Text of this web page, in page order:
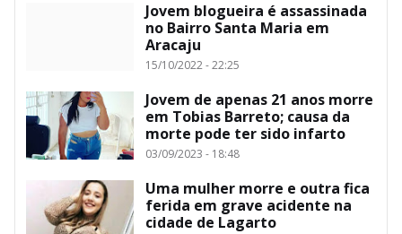
Jovem blogueira é assassinada
no Bairro Santa Maria em
Aracaju
15/10/2022 - 22:25
Jovem de apenas 21 anos morre
em Tobias Barreto; causa da
morte pode ter sido infarto
03/09/2023 - 18:48
Uma mulher morre e outra fica
ferida em grave acidente na
cidade de Lagarto